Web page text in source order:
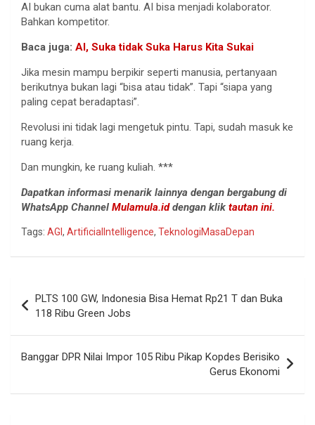
AI bukan cuma alat bantu. AI bisa menjadi kolaborator.
Bahkan kompetitor.
Baca juga: AI, Suka tidak Suka Harus Kita Sukai
Jika mesin mampu berpikir seperti manusia, pertanyaan
berikutnya bukan lagi “bisa atau tidak”. Tapi “siapa yang
paling cepat beradaptasi”.
Revolusi ini tidak lagi mengetuk pintu. Tapi, sudah masuk ke
ruang kerja.
Dan mungkin, ke ruang kuliah. ***
Dapatkan informasi menarik lainnya dengan bergabung di
WhatsApp Channel Mulamula.iddengan klik tautan ini.
Tags: AGI , ArtificialIntelligence, TeknologiMasaDepan
pos
PLTS 100 GW, Indonesia Bisa Hemat Rp21 T dan Buka
118 Ribu Green Jobs
Banggar DPR Nilai Impor 105 Ribu Pikap Kopdes Berisiko
Gerus Ekonomi